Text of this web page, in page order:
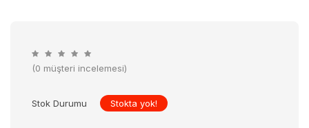
(0 müşteri incelemesi)
Stok Durumu Stokta yok!